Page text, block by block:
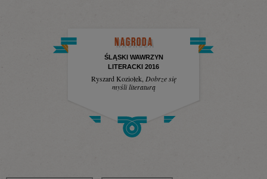
NAGRODA
ŚLĄSKI WAWRZYN
LITERACKI 2016
Ryszard Koziołek Dobrze się
myśli literaturą